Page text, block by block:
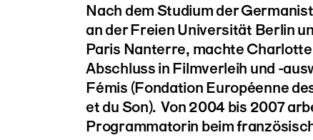
Nach dem Studium der
an der Freien Universität Berlin
Paris Nanterre, machte
Abschluss in Filmverleih und -
Fémis (Fondation Européenne
et du Son). Von 2004 bis 2007
Programmatorin beim